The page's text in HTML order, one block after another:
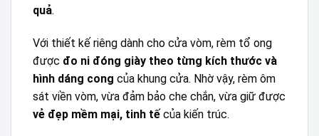
quả.
Với thiết kế riêng dành cho cửa vòm, rèm tổ ong
được đo ni đóng giày theo từng kích thước và
hình dáng cong của khung cửa. Nhờ vậy, rèm ôm
sát viền vòm, vừa đảm bảo che chắn, vừa giữ được
vẻ đẹp mềm mại, tinh tế của kiến trúc.